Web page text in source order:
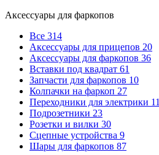
Аксессуары для фаркопов
Все 314
Аксессуары для прицепов 20
Аксессуары для фаркопов 36
Вставки под квадрат 61
Запчасти для фаркопов 10
Колпачки на фаркоп 27
Переходники для электрики 11
Подрозетники 23
Розетки и вилки 30
Сцепные устройства 9
Шары для фаркопов 87